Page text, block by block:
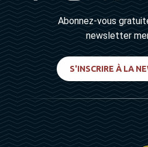
Abonnez-vous
newsletter
S'INSCRIRE À LA